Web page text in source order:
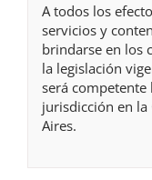
A todos los
servicios y
brindarse en los
la legislación
será
jurisdicción en la
Aires.